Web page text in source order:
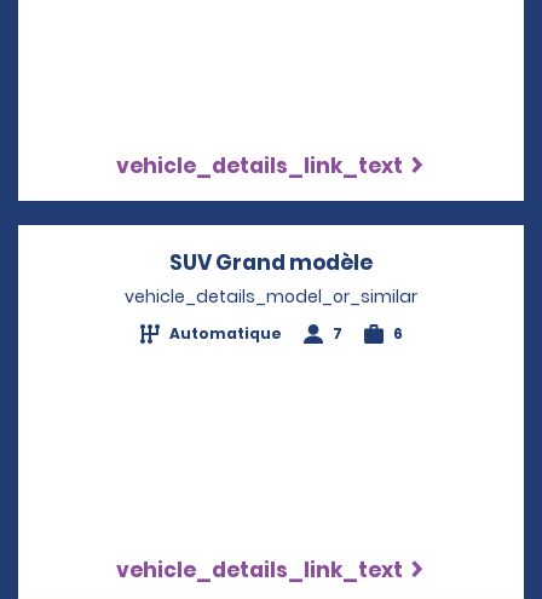
vehicle_details_link_text
SUV Grand modèle
vehicle_details_model_or_similar
Automatique 7 6
vehicle_details_link_text